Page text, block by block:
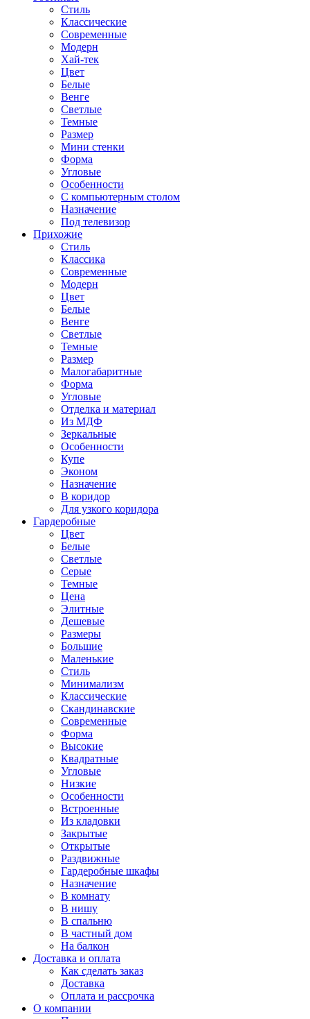
Стиль
Классические
Современные
Модерн
Хай-тек
Цвет
Белые
Венге
Светлые
Темные
Размер
Мини стенки
Форма
Угловые
Особенности
С компьютерным столом
Назначение
Под телевизор
Прихожие
Стиль
Классика
Современные
Модерн
Цвет
Белые
Венге
Светлые
Темные
Размер
Малогабаритные
Форма
Угловые
Отделка и материал
Из МДФ
Зеркальные
Особенности
Купе
Эконом
Назначение
В коридор
Для узкого коридора
Гардеробные
Цвет
Белые
Светлые
Серые
Темные
Цена
Элитные
Дешевые
Размеры
Большие
Маленькие
Стиль
Минимализм
Классические
Скандинавские
Современные
Форма
Высокие
Квадратные
Угловые
Низкие
Особенности
Встроенные
Из кладовки
Закрытые
Открытые
Раздвижные
Гардеробные шкафы
Назначение
В комнату
В нишу
В спальню
В частный дом
На балкон
Доставка и оплата
Как сделать заказ
Доставка
Оплата и рассрочка
О компании